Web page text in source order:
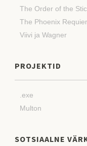
The Order of the
The Phoenix
Viivi ja Wagner
PROJEKTID
.exe
Multon
SOTSIAALNE